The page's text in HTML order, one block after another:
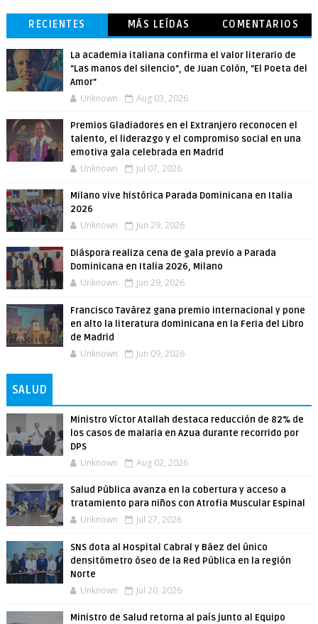
RECIENTES MÁS LEÍDAS COMENTARIOS
La academia italiana confirma el valor literario de
"Las manos del silencio", de Juan Colón, "El Poeta del
Amor"
Unknown Aug 03, 2026
Premios Gladiadores en el Extranjero reconocen el
talento, el liderazgo y el compromiso social en una
emotiva gala celebrada en Madrid
Unknown Jul 07, 2026
Milano vive histórica Parada Dominicana en Italia
2026
Unknown Jun 29, 2026
Diáspora realiza cena de gala previo a Parada
Dominicana en Italia 2026, Milano
Unknown Jun 29, 2026
Francisco Tavárez gana premio internacional y pone
en alto la literatura dominicana en la Feria del Libro
de Madrid
Unknown Jun 09, 2026
SALUD
Ministro Víctor Atallah destaca reducción de 82% de
los casos de malaria en Azua durante recorrido por
DPS
Unknown Aug 02, 2026
Salud Pública avanza en la cobertura y acceso a
tratamiento para niños con Atrofia Muscular Espinal
Unknown Jul 27, 2026
SNS dota al Hospital Cabral y Báez del único
densitómetro óseo de la Red Pública en la región
Norte
Unknown Jul 20, 2026
Ministro de Salud retorna al país junto al Equipo